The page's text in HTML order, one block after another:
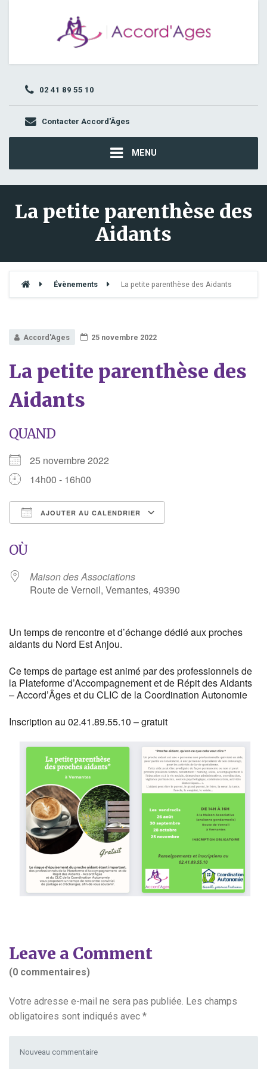
02 41 89 55 10
Contacter Accord'Âges
MENU
La petite parenthèse des
Aidants
Évènements La petite parenthèse des Aidants
Accord'Ages 25 novembre 2022
La petite parenthèse des
Aidants
QUAND
25 novembre 2022
14h00 - 16h00
AJOUTER AU CALENDRIER
OÙ
Maison des Associations
Route de Vernoil, Vernantes, 49390
Un temps de rencontre et d’échange dédié aux proches
aidants du Nord Est Anjou.
Ce temps de partage est animé par des professionnels de
la Plateforme d’Accompagnement et de Répit des Aidants
– Accord’Âges et du CLIC de la Coordination Autonomie
Inscription au 02.41.89.55.10 – gratuit
Leave a Comment
(0 commentaires)
Votre adresse e-mail ne sera pas publiée. Les champs
obligatoires sont indiqués avec *